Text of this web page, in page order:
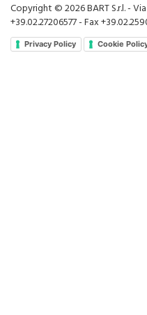
Copyright © 2026 BART S.r.l. -
+39.02.27206577 - Fax
Privacy Policy Cookie